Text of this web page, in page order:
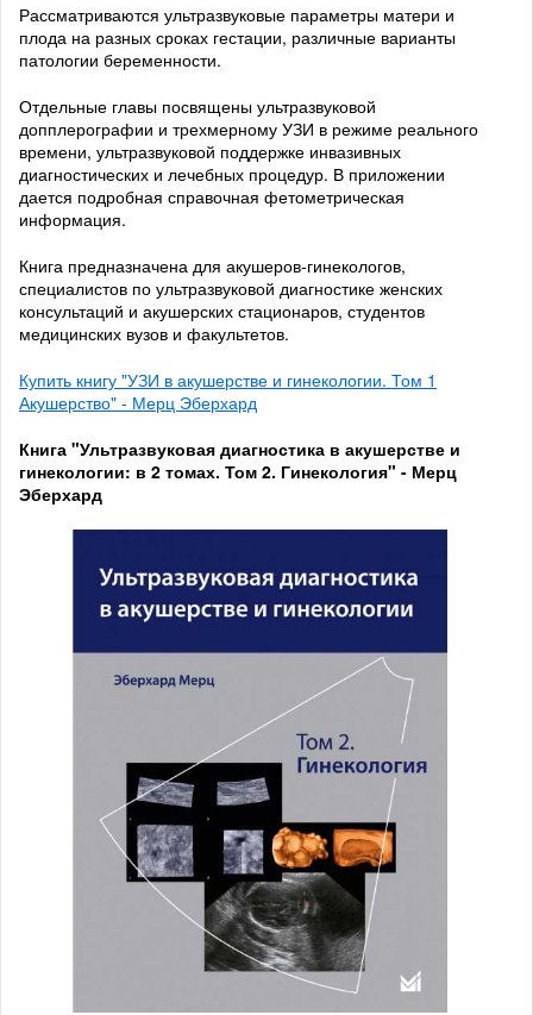
Рассматриваются ультразвуковые параметры матери и
плода на разных сроках гестации, различные варианты
патологии беременности.
Отдельные главы посвящены ультразвуковой
допплерографии и трехмерному УЗИ в режиме реального
времени, ультразвуковой поддержке инвазивных
диагностических и лечебных процедур. В приложении
дается подробная справочная фетометрическая
информация.
Книга предназначена для акушеров-гинекологов,
специалистов по ультразвуковой диагностике женских
консультаций и акушерских стационаров, студентов
медицинских вузов и факультетов.
Купить книгу "УЗИ в акушерстве и гинекологии. Том 1
Акушерство" - Мерц Эберхард
Книга "Ультразвуковая диагностика в акушерстве и
гинекологии: в 2 томах. Том 2. Гинекология" - Мерц
Эберхард